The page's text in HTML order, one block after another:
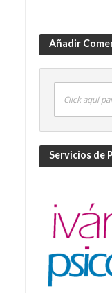
Añadir
Click aquí
Servicios de